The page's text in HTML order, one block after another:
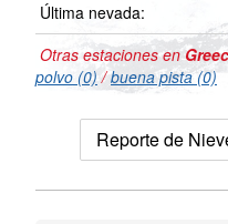
Última nevada:
Otras estaciones en
polvo (0) /buena pista (0)
Reporte de